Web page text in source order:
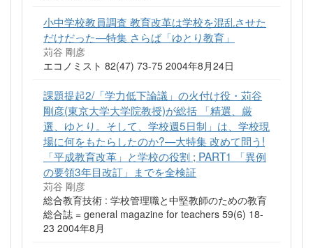
小中学校教員調査 教育改革は学校を混乱させた
だけだった—特集 さらば「ゆとり教育」
苅谷 剛彦
エコノミスト 82(47) 73-75 2004年8月24日
課題提起2/「学力低下論議」の火付け役・苅谷
剛彦(東京大学大学院教授)が総括 「精選、厳
選、ゆとり。そして、学校週5日制」は、学校現
場に何をもたらしたのか?—大特集 改めて問う!
「平成教育改革」と学校の役割 ; PART1 「異例
の要領3年目改訂」までを全検証
苅谷 剛彦
総合教育技術 : 学校管理職と中堅教師のための教育
総合誌 = general magazine for teachers 59(6) 18-
23 2004年8月